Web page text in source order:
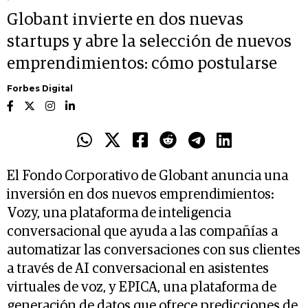
Globant invierte en dos nuevas
startups y abre la selección de nuevos
emprendimientos: cómo postularse
Forbes Digital
El Fondo Corporativo de Globant anuncia una
inversión en dos nuevos emprendimientos:
Vozy, una plataforma de inteligencia
conversacional que ayuda a las compañías a
automatizar las conversaciones con sus clientes
a través de AI conversacional en asistentes
virtuales de voz, y EPICA, una plataforma de